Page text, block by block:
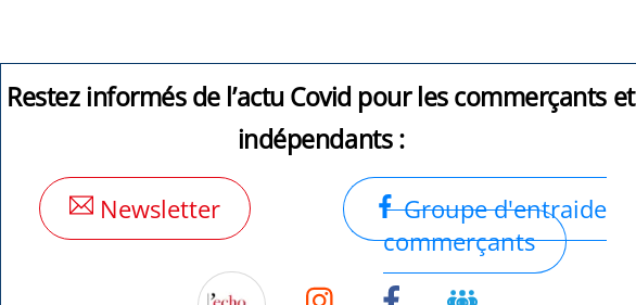
Restez informés de l’actu Covid pour les commerçants et
indépendants :
Newsletter
Groupe d'entraide
commerçants
InstagramFacebook